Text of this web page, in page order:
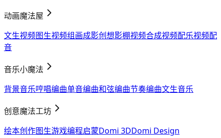
动画魔法屋
文生视频图生视频组画成影创想影棚视频合成视频配乐视频配
音
音乐小魔法
背景音乐哼唱编曲单音编曲和弦编曲节奏编曲文生音乐
创意魔法工坊
绘本创作图生游戏编程启蒙Domi 3DDomi Design